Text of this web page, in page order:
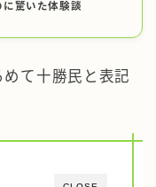
驚いた体験談
て十勝民と表記